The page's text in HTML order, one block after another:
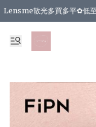
Lensme散光多買多平✿低
台灣Karacon⁩✧日拋 特價清
日本韓國多款日/月拋現貨☼
🇰🇷韓國多款月拋現貨 特價
精選商品，任選買2件或以
精選商品，任選買2件HKD
精選商品，任選買2件HKD
精選商品，任選買2件HKD
精選商品，任選買2件HKD
精選商品，任選買2件或以
精選商品，任選買2件或以
精選商品，任選買2件或以
精選商品，任選買12件或以
精選商品，任選買2件或
精選商品，任選買2件或以
購物滿 HKD 800.00即享免